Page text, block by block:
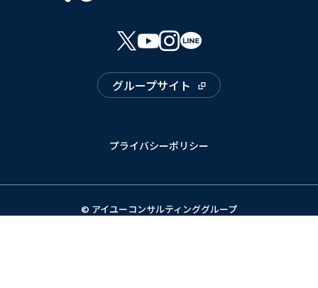
グループサイト
プライバシーポリシー
© アイユーコンサルティンググループ